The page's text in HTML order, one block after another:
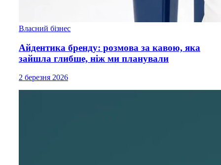
Власний бізнес
Айдентика бренду: розмова за кавою, яка
зайшла глибше, ніж ми планували
2 березня 2026